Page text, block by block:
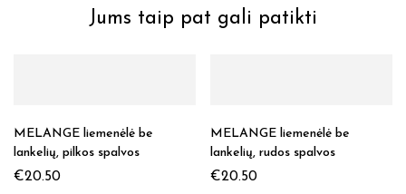
Jums taip pat gali patikti
MELANGE liemenėlė be
lankelių, pilkos spalvos
€20.50
MELANGE liemenėlė be
lankelių, rudos spalvos
€20.50